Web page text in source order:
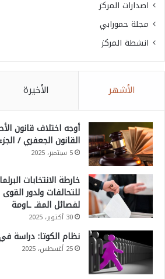
اصدارات المركز
مجلة حمورابي
انشطة المركز
الأشهر الأخيرة
أوجه اختلاف قانون
القانون الجعفري / الجزء
5 سبتمبر، 2025
للتحالفات ولدور
لفصائل المقـ ـاومة
30 أكتوبر، 2025
نظام الكوتا: دراسة
25 أغسطس، 2025